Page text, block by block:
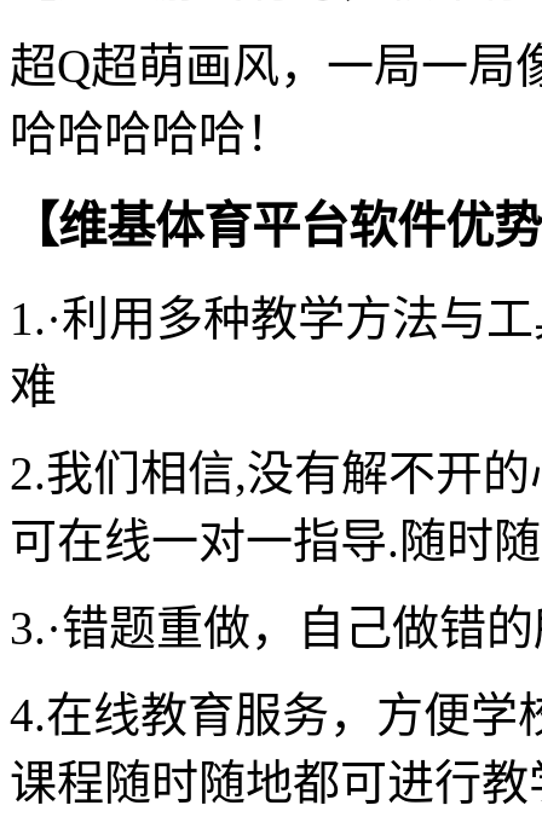
超Q超萌画风，一局一局
哈哈哈哈哈！
【维基体育平台软件优
1.·利用多种教学方法与
难
2.我们相信,没有解不开
可在线一对一指导.随时
3.·错题重做，自己做错
4.在线教育服务，方便学
课程随时随地都可进行